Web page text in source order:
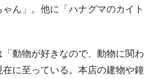
ゃん」。他に「ハナグマのカイト
動物が好きなので、動物に関わ
に至っている。本店の建物や鐘